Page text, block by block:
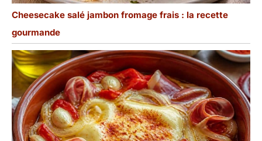
Cheesecake salé jambon fromage frais : la recette
gourmande